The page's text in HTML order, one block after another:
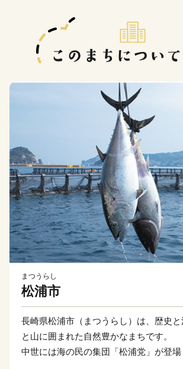
まつうらし
松浦市
長崎県松浦市（まつうらし）は、歴史
と山に囲まれた自然豊かなまちです。
中世には海の民の集団「松浦党」が登